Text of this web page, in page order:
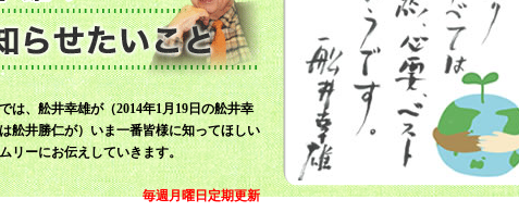
は、舩井幸雄が（2014年1月19日の舩井幸
舩井勝仁が）いま一番皆様に知ってほしい
リーにお伝えしていきます。
毎週月曜日定期更新